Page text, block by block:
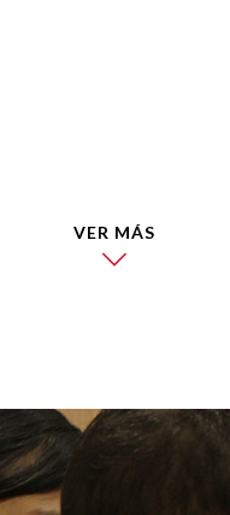
VER MÁS